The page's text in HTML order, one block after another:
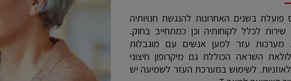
בשנים האחרונות להנגשת חנויותיה
לכלל לקוחותיה וכן כמתחייב בחוק.
מערכות עזר למען אנשים עם מוגבלות
השראה הכוללת גם מיקרופון חיצוני
לשימוש במערכת העזר לשמיעה יש